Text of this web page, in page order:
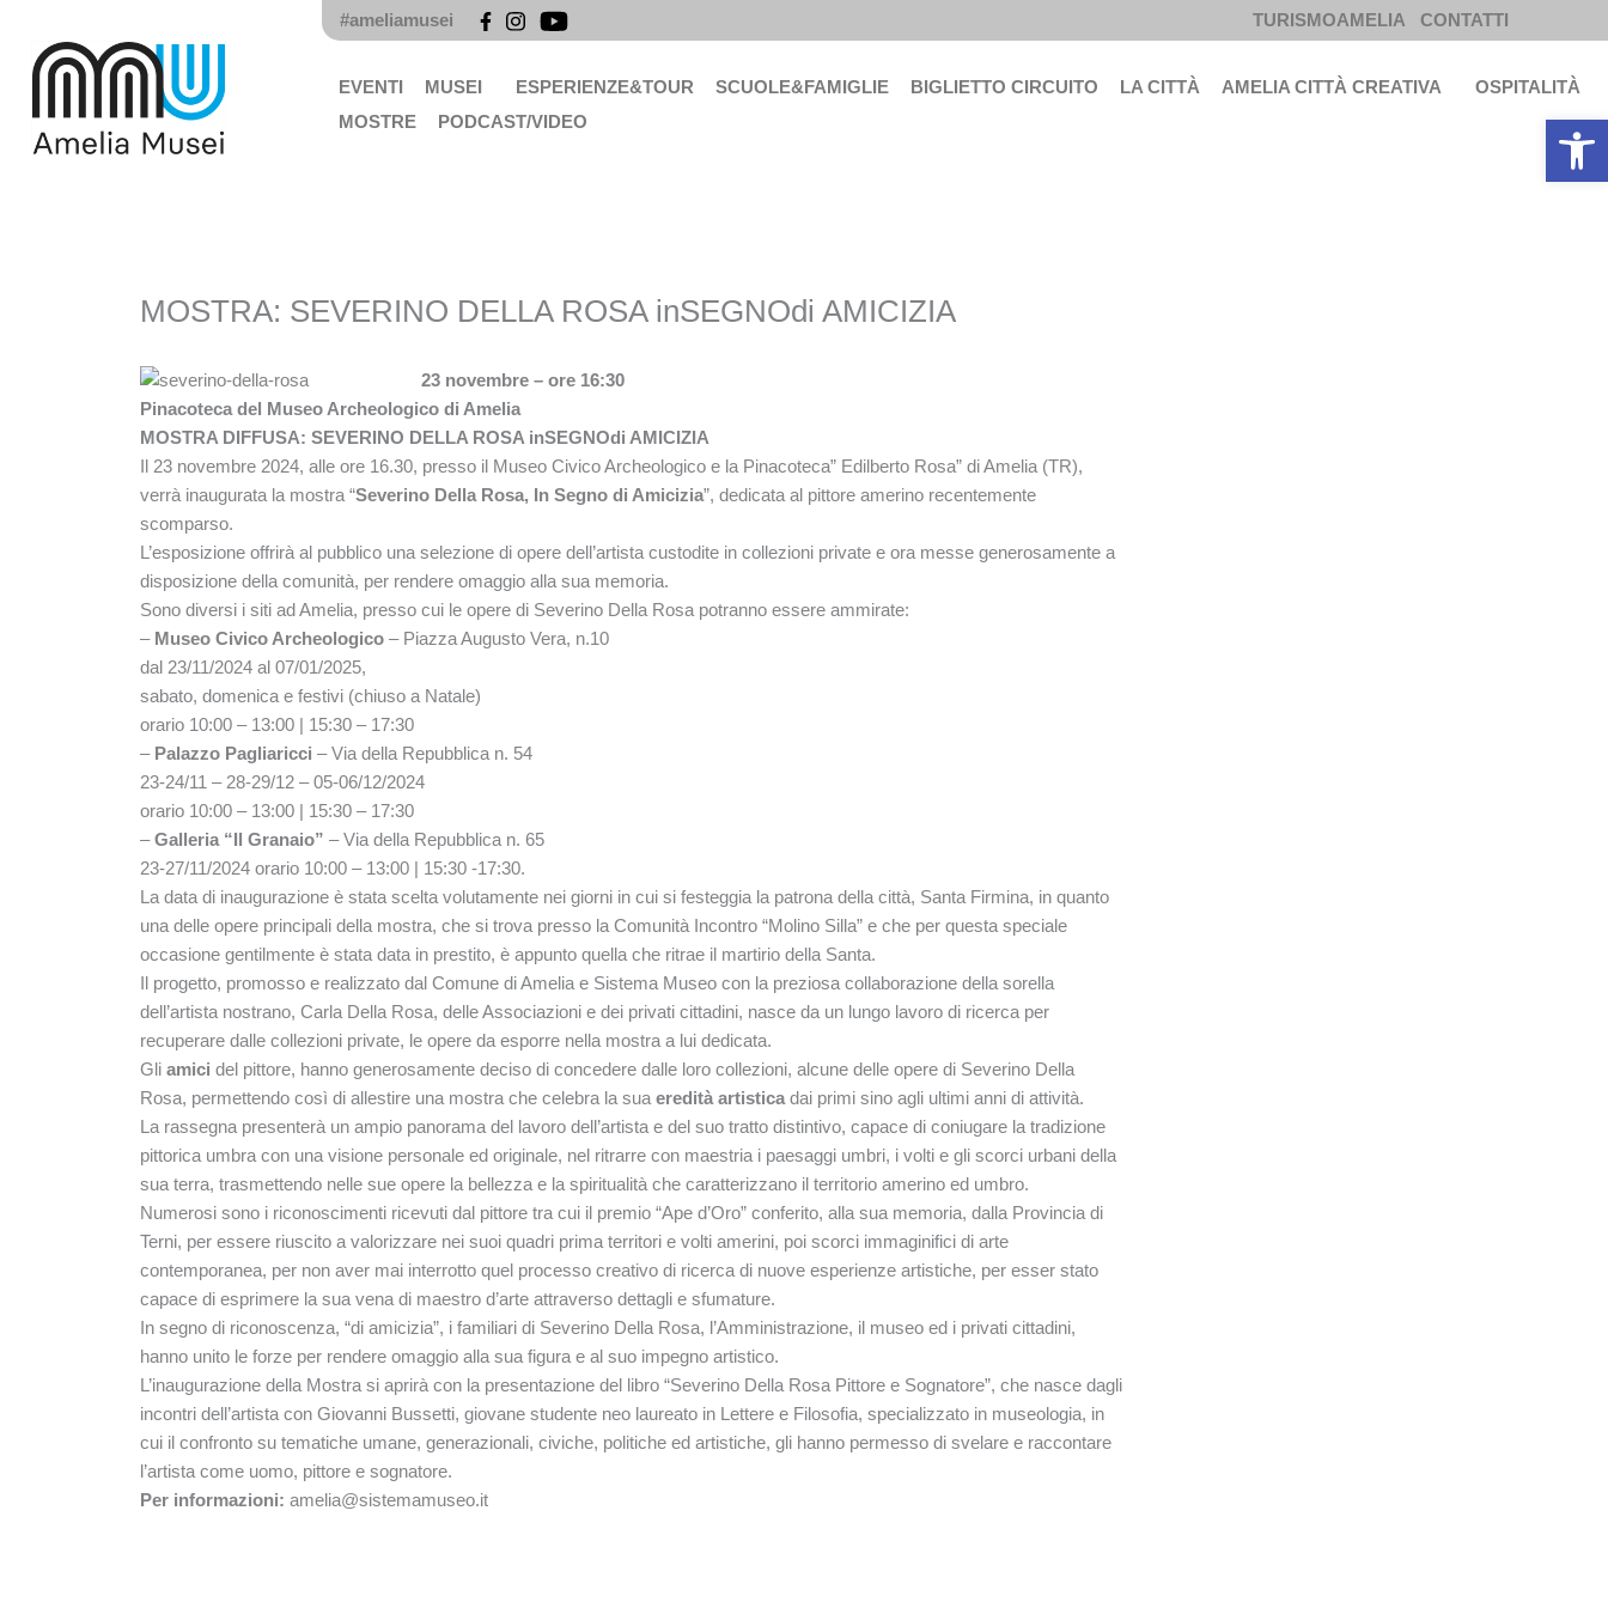
contenuto
#ameliamusei TURISMOAMELIA CONTATTI
EVENTI MUSEI ESPERIENZE&TOUR SCUOLE&FAMIGLIE BIGLIETTO CIRCUITO LA CITTÀ AMELIA CITTÀ CREATIVA
OSPITALITÀ
MOSTRE
PODCAST/VIDEO
MOSTRA: SEVERINO DELLA ROSA inSEGNOdi AMICIZIA
23 novembre – ore 16:30
Pinacoteca del Museo Archeologico di Amelia
MOSTRA DIFFUSA: SEVERINO DELLA ROSA inSEGNOdi AMICIZIA
Il 23 novembre 2024, alle ore 16.30, presso il Museo Civico Archeologico e la Pinacoteca” Edilberto Rosa” di Amelia (TR),
verrà inaugurata la mostra “Severino Della Rosa, In Segno di Amicizia”, dedicata al pittore amerino recentemente
scomparso.
L’esposizione offrirà al pubblico una selezione di opere dell’artista custodite in collezioni private e ora messe generosamente a
disposizione della comunità, per rendere omaggio alla sua memoria.
Sono diversi i siti ad Amelia, presso cui le opere di Severino Della Rosa potranno essere ammirate:
– Museo Civico Archeologico – Piazza Augusto Vera, n.10
dal 23/11/2024 al 07/01/2025,
sabato, domenica e festivi (chiuso a Natale)
orario 10:00 – 13:00 | 15:30 – 17:30
– Palazzo Pagliaricci – Via della Repubblica n. 54
23-24/11 – 28-29/12 – 05-06/12/2024
orario 10:00 – 13:00 | 15:30 – 17:30
–Galleria “Il Granaio” – Via della Repubblica n. 65
23-27/11/2024 orario 10:00 – 13:00 | 15:30 -17:30.
La data di inaugurazione è stata scelta volutamente nei giorni in cui si festeggia la patrona della città, Santa Firmina, in quanto
una delle opere principali della mostra, che si trova presso la Comunità Incontro “Molino Silla” e che per questa speciale
occasione gentilmente è stata data in prestito, è appunto quella che ritrae il martirio della Santa.
Il progetto, promosso e realizzato dal Comune di Amelia e Sistema Museo con la preziosa collaborazione della sorella
dell’artista nostrano, Carla Della Rosa, delle Associazioni e dei privati cittadini, nasce da un lungo lavoro di ricerca per
recuperare dalle collezioni private, le opere da esporre nella mostra a lui dedicata.
Gli amici del pittore, hanno generosamente deciso di concedere dalle loro collezioni, alcune delle opere di Severino Della
Rosa, permettendo così di allestire una mostra che celebra la sua eredità artistica dai primi sino agli ultimi anni di attività.
La rassegna presenterà un ampio panorama del lavoro dell’artista e del suo tratto distintivo, capace di coniugare la tradizione
pittorica umbra con una visione personale ed originale, nel ritrarre con maestria i paesaggi umbri, i volti e gli scorci urbani della
sua terra, trasmettendo nelle sue opere la bellezza e la spiritualità che caratterizzano il territorio amerino ed umbro.
Numerosi sono i riconoscimenti ricevuti dal pittore tra cui il premio “Ape d’Oro” conferito, alla sua memoria, dalla Provincia di
Terni, per essere riuscito a valorizzare nei suoi quadri prima territori e volti amerini, poi scorci immaginifici di arte
contemporanea, per non aver mai interrotto quel processo creativo di ricerca di nuove esperienze artistiche, per esser stato
capace di esprimere la sua vena di maestro d’arte attraverso dettagli e sfumature.
In segno di riconoscenza, “di amicizia”, i familiari di Severino Della Rosa, l’Amministrazione, il museo ed i privati cittadini,
hanno unito le forze per rendere omaggio alla sua figura e al suo impegno artistico.
L’inaugurazione della Mostra si aprirà con la presentazione del libro “Severino Della Rosa Pittore e Sognatore”, che nasce dagli
incontri dell’artista con Giovanni Bussetti, giovane studente neo laureato in Lettere e Filosofia, specializzato in museologia, in
cui il confronto su tematiche umane, generazionali, civiche, politiche ed artistiche, gli hanno permesso di svelare e raccontare
l’artista come uomo, pittore e sognatore.
Per informazioni: amelia@sistemamuseo.it
Apri la